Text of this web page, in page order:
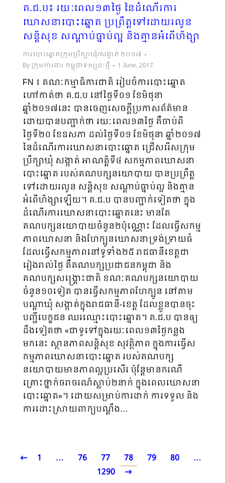
គ.ជ.ប៖ រយៈពេល១៣ថ្ងៃ​ នៃដំណើរការ
ឃោសនាបោះឆ្នោត ប្រព្រឹត្តទៅដោយរលូន
សន្តិសុខ សណ្តាប់ធ្នាប់ល្អ និងគ្មានអំពើហិង្សា
ការបោះឆ្នោតក្រុមប្រឹក្សាឃុំ/សង្កាត់ ២០១៧
By ក្រុមការងារ កម្ពុជាទស្សនៈថ្មី 1 June, 2017
FN ៖ គណៈកម្មាធិការជាតិ រៀបចំការបោះឆ្នោត
ហៅកាត់ថា គ.ជ.ប នៅថ្ងៃទី០១ ខែមិថុនា
ឆ្នាំ២០១៧នេះ បានចេញសេចក្តីប្រកាសព័ត៌មាន​
ដោយបានបញ្ជាក់ថា រយៈពេល១៣ថ្ងៃ គឺចាប់ពី
ថ្ងៃទី២០ ខែឧសភា ដល់ថ្ងៃទី០១ ខែមិថុនា ឆ្នាំ២០១៧
នៃដំណើរការឃោសនាបោះឆ្នោត ជ្រើសរើសក្រុម
ប្រឹក្សាឃុំ សង្កាត់ អាណត្តិទី៤ សកម្មភាពឃោសនា
បោះឆ្នោត របស់គណបក្សនយោបាយ បានប្រព្រឹត្ត
ទៅដោយរលូន សន្តិសុខ សណ្តាប់ធ្នាប់ល្អ និងគ្មាន
អំពើហិង្សាឡើយ។ គ.ជ.ប បានបញ្ជាក់ទៀតថា ក្នុង
ដំណើរការឃោសនាបោះឆ្នោតនេះ មានតែ
គណបក្សនយោបាយចំនួន២ប៉ុណ្ណោះ ដែលធ្វើសកម្ម
ភាពឃោសនា និងហែក្បូនឃោសនាទ្រង់ទ្រាយធំ
ដែលធ្វើសកម្មភាពនៅទូទាំង២៥ រាជធានីខេត្តជា
រៀងរាល់ថ្ងៃ គឺគណបក្សប្រជាជនកម្ពុជា និង
គណបក្សសង្គ្រោះជាតិ ខណៈគណបក្សនយោបាយ
ចំនួន១០ទៀត បានធ្វើសកម្មភាពហែក្បូន នៅតាម
បណ្តាឃុំ សង្កាត់ក្នុងរាជធានី-ខេត្ត ដែលខ្លួនបានចុះ
បញ្ជីបេក្ខជន ឈរឈ្មោះបោះឆ្នោត។ គ.ជ.ប បានឲ្យ
ដឹងទៀតថា «ជាទូទៅក្នុងរយៈពេល១៣ថ្ងៃកន្លង
មកនេះ ស្ថានភាពសន្តិសុខ សុវត្ថិភាព ក្នុងការធ្វើស
កម្មភាពឃោសនាបោះឆ្នោត របស់គណបក្ស
នយោបាយមានភាពល្អប្រសើរ ប៉ុន្តែមានករណី
គ្រោះថ្នាក់ចរាចរណ៍ស្លាប់២នាក់ ក្នុងពេលឃោសនា
បោះឆ្នោត»។ ដោយសម្រាប់ការដាក់ ការទទួល និង
ការដោះស្រាយពាក្យបណ្តឹង…
1 … 76 77 78 79 80
…
1290